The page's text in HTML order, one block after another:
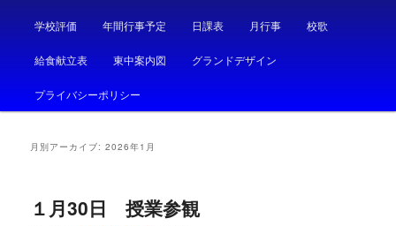
学校評価 年間行事予定 日課表 月行事 校歌
給食献立表 東中案内図 グランドデザイン
プライバシーポリシー
月別アーカイブ:2026年1月
１月30日 授業参観